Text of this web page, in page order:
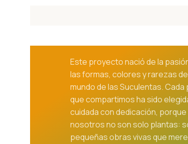
Este proyecto nació de la
las formas, colores y rarezas
mundo de las Suculentas. Cada
que compartimos ha sido
cuidada con dedicación,
nosotros no son solo plantas:
pequeñas obras vivas que